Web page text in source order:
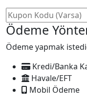
Ödeme
Ödeme yapmak
Kredi/Banka
Havale/EFT
Mobil Ödeme